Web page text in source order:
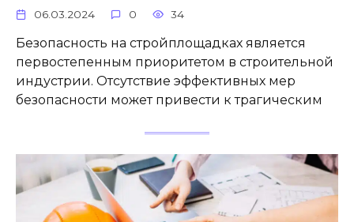
06.03.2024 0 34
Безопасность на стройплощадках является
первостепенным приоритетом в строительной
индустрии. Отсутствие эффективных мер
безопасности может привести к трагическим